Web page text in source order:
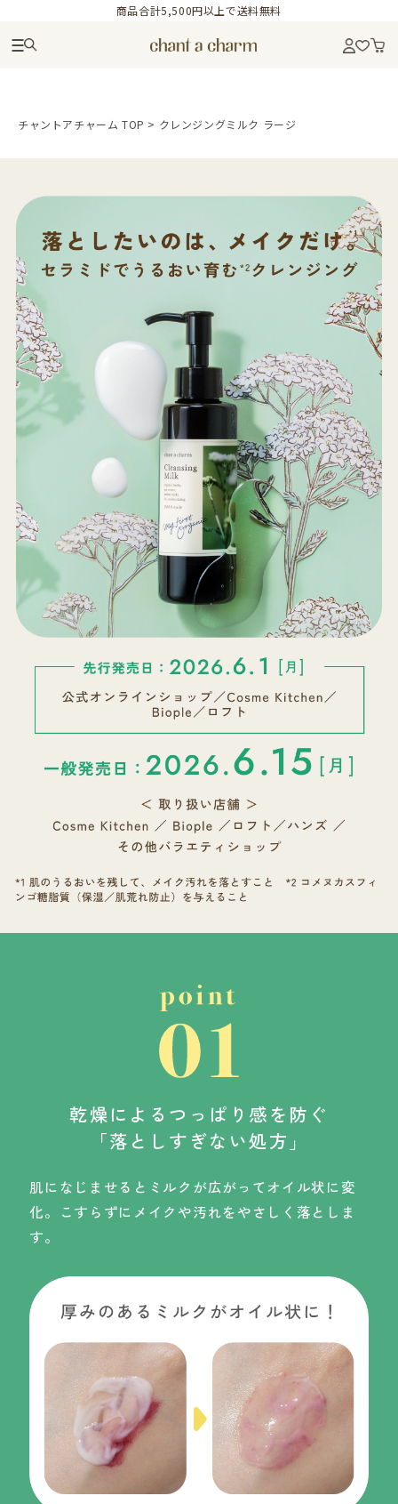
商品合計5,500円以上で送料無料
チャントアチャーム TOP > クレンジングミルク ラージ
乾燥によるつっぱり感を防ぐ
「落としすぎない処方」
肌になじませるとミルクが広がってオイル状に変
化。こすらずにメイクや汚れをやさしく落としま
す。